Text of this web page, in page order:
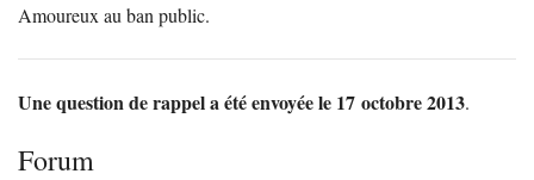
Amoureux au ban public.
Une question de rappel a été envoyée le 17 octobre 2013.
Forum